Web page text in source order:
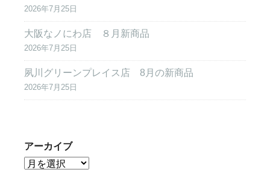
2026年7月25日
大阪なノにわ店 ８月新商品
2026年7月25日
夙川グリーンプレイス店 8月の新商品
2026年7月25日
アーカイブ